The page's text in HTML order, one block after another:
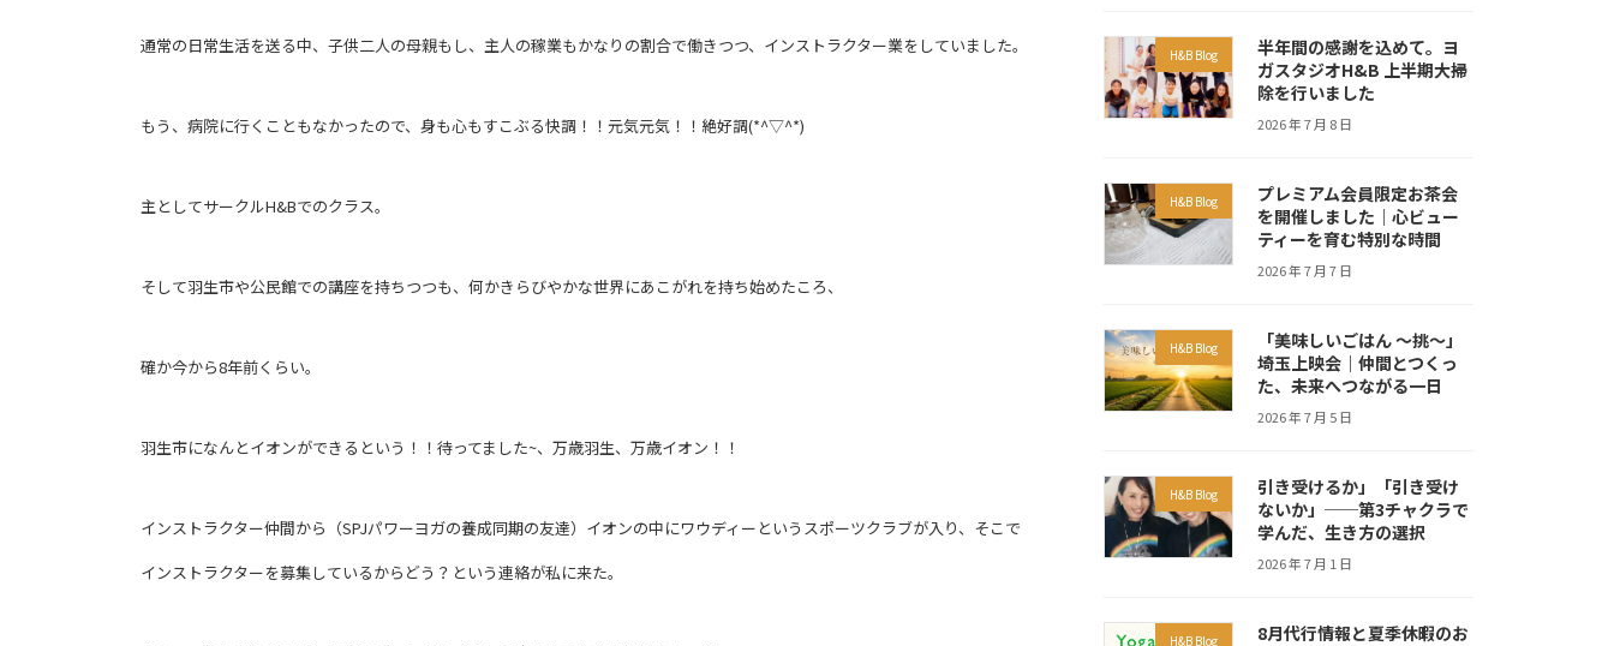
通常の日常生活を送る中、子供二人の母親もし、主人の稼業もかなりの割合で働きつつ、インストラクター業をしていました。
もう、病院に行くこともなかったので、身も心もすこぶる快調！！元気元気！！絶好調(*^▽^*)
主としてサークルH&Bでのクラス。
そして羽生市や公民館での講座を持ちつつも、何かきらびやかな世界にあこがれを持ち始めたころ、
確か今から8年前くらい。
羽生市になんとイオンができるという！！待ってました~、万歳羽生、万歳イオン！！
インストラクター仲間から（SPJパワーヨガの養成同期の友達）イオンの中にワウディーというスポーツクラブが入り、そこで
インストラクターを募集しているからどう？という連絡が私に来た。
H&B Blog
半年間の感謝を込めて。ヨ
ガスタジオH&B 上半期大掃
除を行いました
2026 年 7 月 8 日
H&B Blog
プレミアム会員限定お茶会
を開催しました｜心ビュー
ティーを育む特別な時間
2026 年 7 月 7 日
H&B Blog
「美味しいごはん ～挑～」
埼玉上映会｜仲間とつくっ
た、未来へつながる一日
2026 年 7 月 5 日
H&B Blog
引き受けるか」「引き受け
ないか」──第3チャクラで
学んだ、生き方の選択
2026 年 7 月 1 日
H&B Blog
8月代行情報と夏季休暇のお